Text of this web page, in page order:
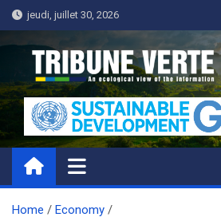
Skip
to
content
jeudi, juillet 30, 2026
Tribune Verte
Un regard écologique de l'information
Home
Economy